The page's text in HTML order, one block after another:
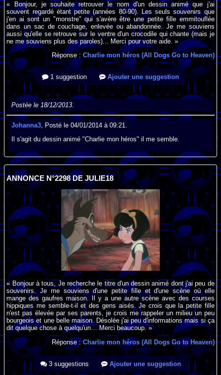
« Bonjour, je souhaite retrouver le nom d'un dessin animé que j'ai
souvent regardé étant petite (années 80-90). Les seuls souvenirs que
j'en ai sont un "monstre" qui s'avère être une petite fille emmitouflée
dans un sac de couchage, enlevée ou abandonnée. Je me souviens
aussi qu'elle se retrouve sur le ventre d'un crocodile qui chante (mais je
ne me souviens plus des paroles)... Merci pour votre aide. »
Réponse : Charlie mon héros (All Dogs Go to Heaven)
1 suggestion Ajouter une suggestion
Postée le 18/12/2013.
Johanna3 , Posté le 04/01/2014 à 09:21.
Il s'agit du dessin animé "Charlie mon héros" il me semble.
ANNONCE N°2298 DE JULIE18
« Bonjour à tous, Je recherche le titre d'un dessin animé dont j'ai peu de
souvenirs. Je me souviens d'une petite fille et d'une scène où elle
mange des gaufres maison. Il y a une autre scène avec des courses
hippiques me semble-t-il et des gens aisés. Je crois que la petite fille
n'est pas élevée par ses parents, je crois me rappeler un milieu un peu
bourgeois et une belle maison. Désolée j'ai peu d'informations mais si ça
dit quelque chose à quelqu'un… Merci beaucoup. »
Réponse :Charlie mon héros (All Dogs Go to Heaven)
3 suggestions Ajouter une suggestion